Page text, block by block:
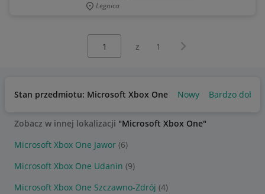
Legnica
z 1 Następna strona
Stan przedmiotu: Microsoft Xbox One Nowy Bardzo dobry
Zobacz w innej lokalizacji "Microsoft Xbox One"
Microsoft Xbox One Jawor (6)
Microsoft Xbox One Udanin (9)
Microsoft Xbox One Szczawno-Zdrój (4)